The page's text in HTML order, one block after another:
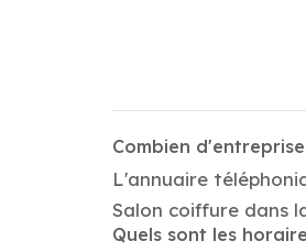
Combien
L'annuaire
Salon coiffure dans
Quels sont les